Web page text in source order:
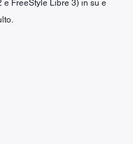
e FreeStyle Libre 3) in su e